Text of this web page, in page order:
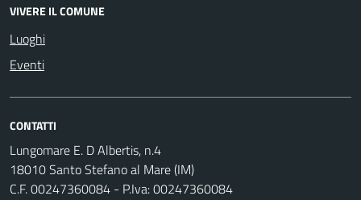
VIVERE IL COMUNE
Luoghi
Eventi
CONTATTI
Lungomare E. D Albertis, n.4
18010 Santo Stefano al Mare (IM)
C.F. 00247360084 - P.Iva: 00247360084